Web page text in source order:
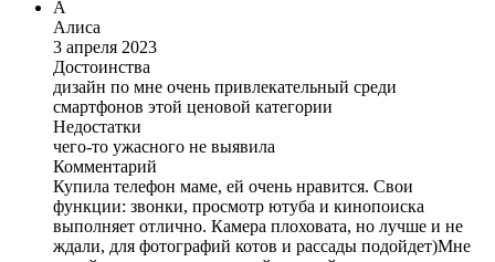
А
Алиса
3 апреля 2023
Достоинства
дизайн по мне очень привлекательный среди
смартфонов этой ценовой категории
Недостатки
чего-то ужасного не выявила
Комментарий
Купила телефон маме, ей очень нравится. Свои
функции: звонки, просмотр ютуба и кинопоиска
выполняет отлично. Камера плоховата, но лучше и не
ждали, для фотографий котов и рассады подойдет)Мне